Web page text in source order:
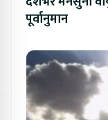
पूर्वानुमान